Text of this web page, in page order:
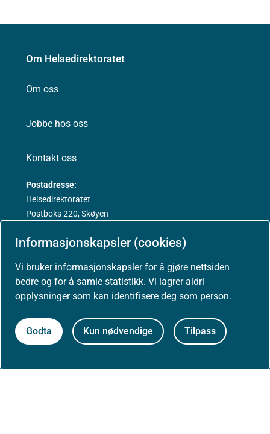
Informasjonskapsler (cookies)
Vi bruker informasjonskapsler for å gjøre nettsiden
bedre og for å samle statistikk. Vi lagrer aldri
opplysninger som kan identifisere deg som person.
Godta Kun nødvendige Tilpass
Om Helsedirektoratet
Om oss
Jobbe hos oss
Kontakt oss
Postadresse:
Helsedirektoratet
Postboks 220, Skøyen
Aktuelt
Nyheter